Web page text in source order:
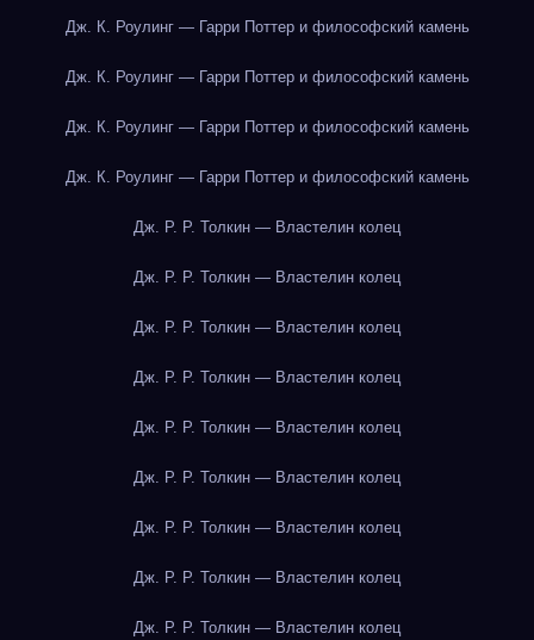
Дж. К. Роулинг — Гарри Поттер и философский камень
Дж. К. Роулинг — Гарри Поттер и философский камень
Дж. К. Роулинг — Гарри Поттер и философский камень
Дж. К. Роулинг — Гарри Поттер и философский камень
Дж. Р. Р. Толкин — Властелин колец
Дж. Р. Р. Толкин — Властелин колец
Дж. Р. Р. Толкин — Властелин колец
Дж. Р. Р. Толкин — Властелин колец
Дж. Р. Р. Толкин — Властелин колец
Дж. Р. Р. Толкин — Властелин колец
Дж. Р. Р. Толкин — Властелин колец
Дж. Р. Р. Толкин — Властелин колец
Дж. Р. Р. Толкин — Властелин колец